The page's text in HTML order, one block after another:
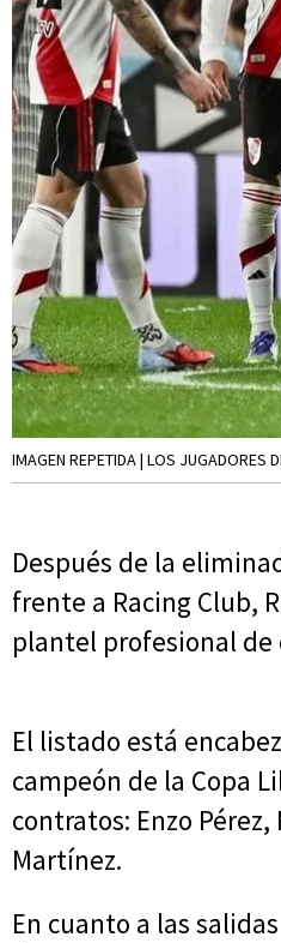
IMAGEN REPETIDA | LOS JUGADORES
Después de la
frente a Racing Club,
plantel profesional de
El listado está
campeón de la Copa
contratos: Enzo
Martínez.
En cuanto a las